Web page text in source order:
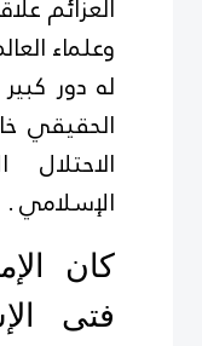
العزائم
وعلماء
له دور
الحقيقي
الإسلامي .
كان
فتى